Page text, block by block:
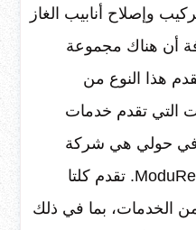
وإصلاح أنابيب الغاز
أن هناك مجموعة
هذا النوع من
التي تقدم خدمات
في حولي هي شركة
CGC للمقاولات و ModuResources. تقدم كلتا
الخدمات، بما في ذلك